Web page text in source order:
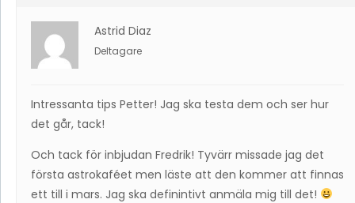
Astrid Diaz
Deltagare
Intressanta tips Petter! Jag ska testa dem och ser hur
det går, tack!
Och tack för inbjudan Fredrik! Tyvärr missade jag det
första astrokaféet men läste att den kommer att finnas
ett till i mars. Jag ska definintivt anmäla mig till det!